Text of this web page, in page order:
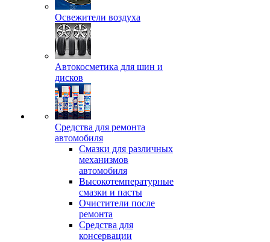
Освежители воздуха
Автокосметика для шин и
дисков
Средства для ремонта
автомобиля
Смазки для различных
механизмов
автомобиля
Высокотемпературные
смазки и пасты
Очистители после
ремонта
Средства для
консервации